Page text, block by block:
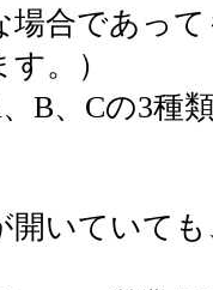
合であって
。）
B、Cの3種
開いていて